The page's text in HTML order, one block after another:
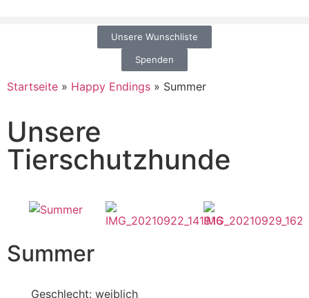
Unsere Wunschliste
Spenden
Startseite » Happy Endings » Summer
Unsere
Tierschutzhunde
Summer
Geschlecht: weiblich